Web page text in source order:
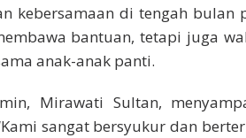
kebersamaan di tengah bulan
bantuan, tetapi juga
anak-anak panti.
Mirawati Sultan,
sangat bersyukur dan